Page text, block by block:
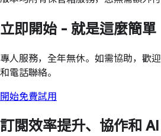
立即開始 - 就是這麼簡單
專人服務，全年無休。如需協助，歡
和電話聯絡。
開始免費試用
訂閱效率提升、協作和